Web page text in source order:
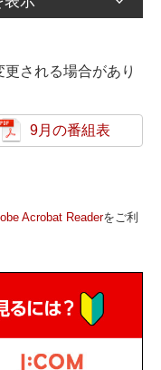
される場合があり
9月の番組表
Acrobat Readerをご利